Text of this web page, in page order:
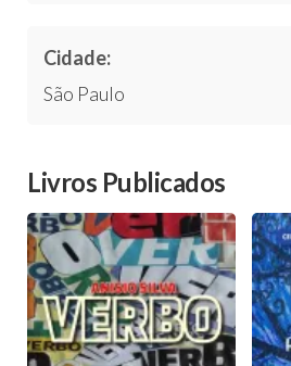
Cidade:
São Paulo
Livros Publicados